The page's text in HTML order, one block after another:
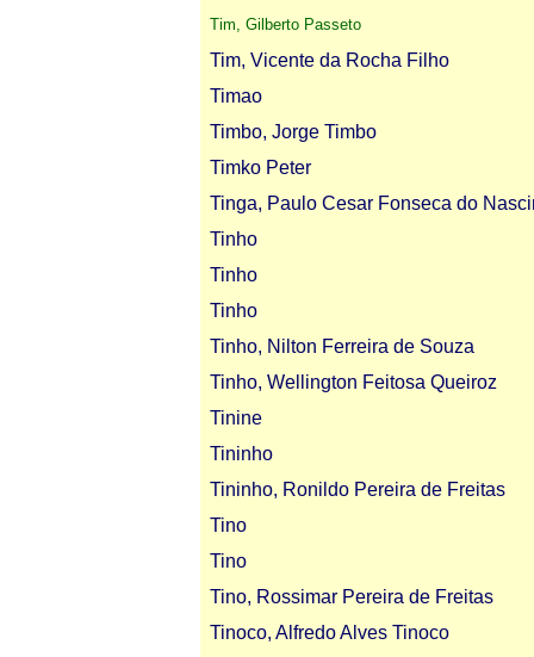
Tim, Gilberto Passeto
Tim, Vicente da Rocha Filho
Timao
Timbo, Jorge Timbo
Timko Peter
Tinga, Paulo Cesar Fonseca do
Tinho
Tinho
Tinho
Tinho, Nilton Ferreira de Souza
Tinho, Wellington Feitosa Queiroz
Tinine
Tininho
Tininho, Ronildo Pereira de Freitas
Tino
Tino
Tino, Rossimar Pereira de Freitas
Tinoco, Alfredo Alves Tinoco